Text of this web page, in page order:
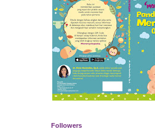
Followers